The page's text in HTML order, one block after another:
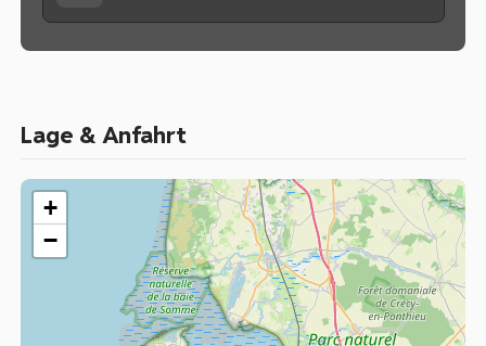
Lage & Anfahrt
+
−